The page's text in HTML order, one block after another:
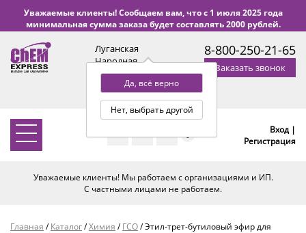
Уважаемые клиенты! Сообщаем вам, что с 1 июля 2025 года
минимальная сумма заказа будет составлять 2000 рублей.
Луганская
Народная
Республика
Да, всё верно
Нет, выбрать другой
с 9:00 до 18:00 по Уфе
(+2 МСК)
8-800-250-21-65
Заказать звонок
0
Вход |
Регистрация
Уважаемые клиенты! Мы работаем с организациями и ИП.
С частными лицами не работаем.
Главная /Каталог/Химия /ГСО/Этил-трет-бутиловый эфир для